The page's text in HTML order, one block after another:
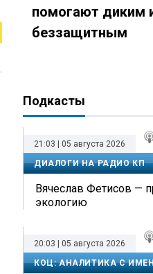
помогают диким
беззащитным
Подкасты
21:03 | 05 августа 2026
ДИАЛОГИ НА РАДИО КП
Вячеслав Фетисов —
экологию
20:03 | 05 августа 2026
КОЦ: АНАЛИТИКА С